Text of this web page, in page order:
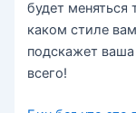
будет меняться
каком стиле
подскажет
всего!